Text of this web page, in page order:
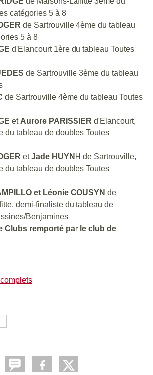
catégories 5 à 8
de Sartrouville 4ème du tableau
5 à 8
d'Elancourt 1ère du tableau Toutes
de Sartrouville 3ème du tableau
de Sartrouville 4ème du tableau Toutes
et Aurore PARISSIER d'Elancourt,
du tableau de doubles Toutes
etJade HUYNH de Sartrouville,
du tableau de doubles Toutes
et Léonie COUSYN de
demi-finaliste du tableau de
Benjamines
Clubs remporté par le club de